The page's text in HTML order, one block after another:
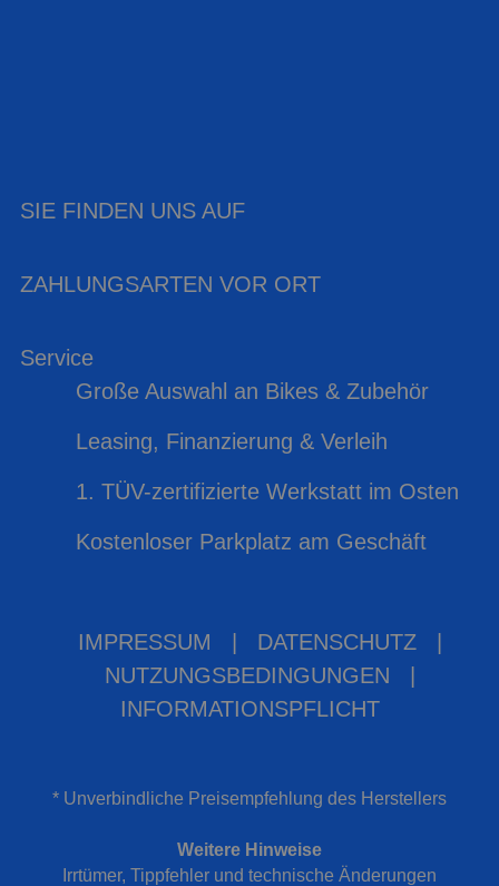
SIE FINDEN UNS AUF
ZAHLUNGSARTEN VOR ORT
Service
Große Auswahl an Bikes & Zubehör
Leasing, Finanzierung & Verleih
1. TÜV-zertifizierte Werkstatt im Osten
Kostenloser Parkplatz am Geschäft
IMPRESSUM DATENSCHUTZ
NUTZUNGSBEDINGUNGEN
INFORMATIONSPFLICHT
* Unverbindliche Preisempfehlung des Herstellers
Weitere Hinweise
Irrtümer, Tippfehler und technische Änderungen